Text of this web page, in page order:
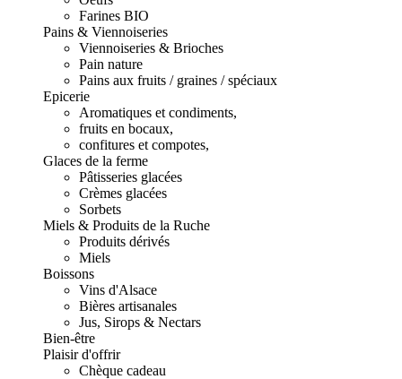
Farines BIO
Pains & Viennoiseries
Viennoiseries & Brioches
Pain nature
Pains aux fruits / graines / spéciaux
Epicerie
Aromatiques et condiments,
fruits en bocaux,
confitures et compotes,
Glaces de la ferme
Pâtisseries glacées
Crèmes glacées
Sorbets
Miels & Produits de la Ruche
Produits dérivés
Miels
Boissons
Vins d'Alsace
Bières artisanales
Jus, Sirops & Nectars
Bien-être
Plaisir d'offrir
Chèque cadeau